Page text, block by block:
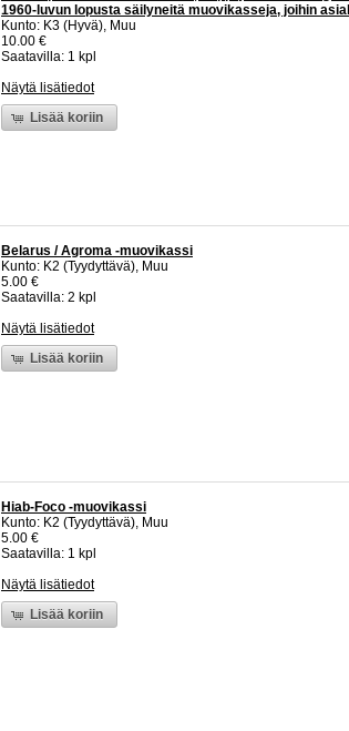
1960-luvun lopusta säilyneitä muovikasseja, joihin
Kunto: K3 (Hyvä), Muu
10.00 €
Saatavilla: 1 kpl
Näytä lisätiedot
Lisää koriin
Belarus / Agroma -muovikassi
Kunto: K2 (Tyydyttävä), Muu
5.00 €
Saatavilla: 2 kpl
Näytä lisätiedot
Lisää koriin
Hiab-Foco -muovikassi
Kunto: K2 (Tyydyttävä), Muu
5.00 €
Saatavilla: 1 kpl
Näytä lisätiedot
Lisää koriin